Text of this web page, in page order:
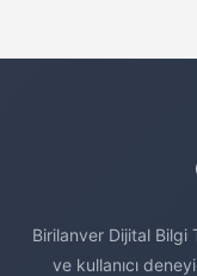
Birilanver Dijital Bilgi
ve kullanıcı